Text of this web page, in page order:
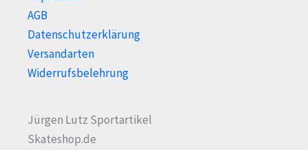
AGB
Datenschutzerklärung
Versandarten
Widerrufsbelehrung
Jürgen Lutz Sportartikel
Skateshop.de